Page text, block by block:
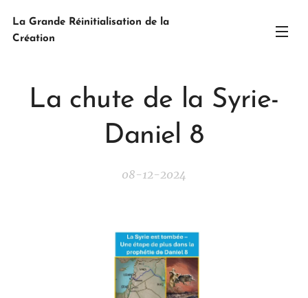
La Grande Réinitialisation de la
Création
La chute de la Syrie-
Daniel 8
08-12-2024